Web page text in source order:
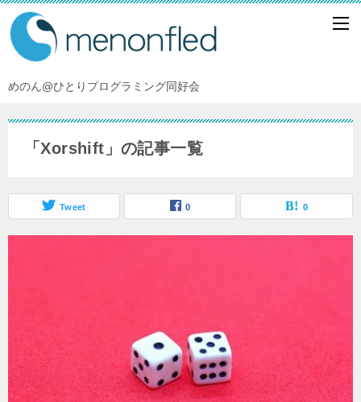
めのん@ひとりプログラミング同好会
「Xorshift」の記事一覧
Tweet 0 0